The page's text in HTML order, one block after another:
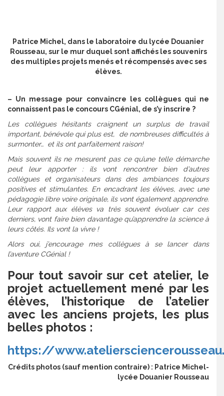
Patrice Michel, dans le laboratoire du lycée Douanier
Rousseau, sur le mur duquel sont affichés les souvenirs
des multiples projets menés et récompensés avec ses
élèves.
– Un message pour convaincre les collègues qui ne
connaissent pas le concours CGénial, de s’y inscrire ?
Les collègues hésitants craignent un surplus de travail
important, bénévole qui plus est, de nombreuses difficultés à
surmonter… et ils ont parfaitement raison!
Mais souvent ils ne mesurent pas ce qu’une telle démarche
peut leur apporter : ils vont rencontrer bien d’autres
collègues et organisateurs dans des ambiances toujours
positives et stimulantes. En encadrant les élèves, avec une
pédagogie libre voire originale, ils vont également apprendre.
Leur rapport aux élèves va très souvent évoluer car ces
derniers, vont faire bien davantage qu’apprendre la science à
leurs côtés. Ils vont la vivre !
Alors oui, j’encourage mes collègues à se lancer dans
l’aventure CGénial !
Pour tout savoir sur cet atelier, le
projet actuellement mené par les
élèves, l’historique de l’atelier
avec les anciens projets, les plus
belles photos :
https://
Crédits photos (sauf mention contraire) : Patrice Michel-
lycée Douanier Rousseau